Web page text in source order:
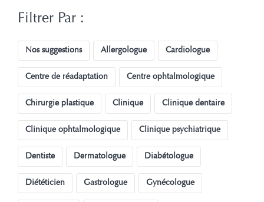
Filtrer Par :
Nos suggestions Allergologue Cardiologue
Centre de réadaptation Centre ophtalmologique
Chirurgie plastique Clinique Clinique dentaire
Clinique ophtalmologique Clinique psychiatrique
Dentiste Dermatologue Diabétologue
Diététicien Gastrologue Gynécologue